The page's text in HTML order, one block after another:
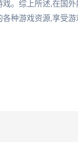
戏。综上所述,在国
种游戏资源,享受